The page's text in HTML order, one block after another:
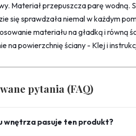
Materiał przepuszcza parę wodną.
się sprawdzała niemal w każdym
materiału na gładką i równą
na powierzchnię ściany - Klej i
pytania (FAQ)
wnętrza pasuje ten produkt?